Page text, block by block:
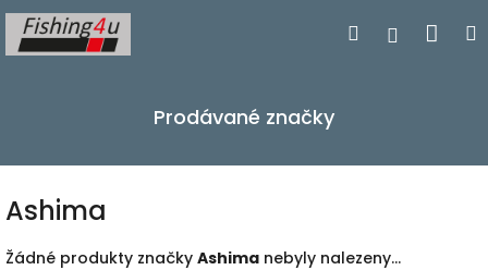
Přejít
obsah
Hledat
Prodávané značky
Ashima
Žádné produkty značky Ashima nebyly nalezeny...